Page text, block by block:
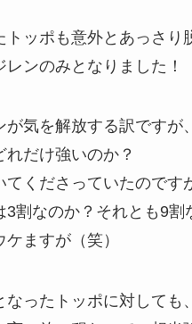
ッポも意外とあっさり
ンのみとなりました！
が気を解放する訳ですが
れだけ強いのか？
てくださっていたのです
3割なのか？それとも9割
ますが（笑）
なったトッポに対しても